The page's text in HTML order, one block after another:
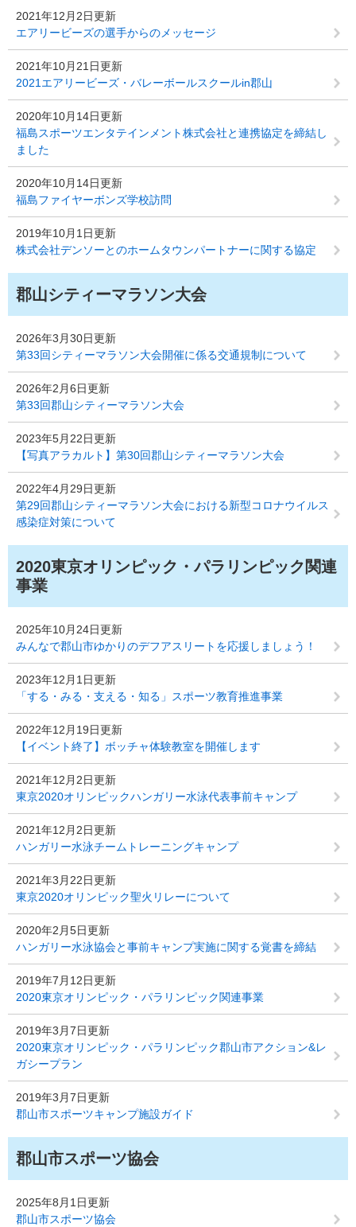
2021年12月2日更新
エアリービーズの選手からのメッセージ
2021年10月21日更新
2021エアリービーズ・バレーボールスクールin郡山
2020年10月14日更新
福島スポーツエンタテインメント株式会社と連携協定を締結し
ました
2020年10月14日更新
福島ファイヤーボンズ学校訪問
2019年10月1日更新
株式会社デンソーとのホームタウンパートナーに関する協定
郡山シティーマラソン大会
2026年3月30日更新
第33回シティーマラソン大会開催に係る交通規制について
2026年2月6日更新
第33回郡山シティーマラソン大会
2023年5月22日更新
【写真アラカルト】第30回郡山シティーマラソン大会
2022年4月29日更新
第29回郡山シティーマラソン大会における新型コロナウイルス
感染症対策について
2020東京オリンピック・パラリンピック関連
事業
2025年10月24日更新
みんなで郡山市ゆかりのデフアスリートを応援しましょう！
2023年12月1日更新
「する・みる・支える・知る」スポーツ教育推進事業
2022年12月19日更新
【イベント終了】ボッチャ体験教室を開催します
2021年12月2日更新
東京2020オリンピックハンガリー水泳代表事前キャンプ
2021年12月2日更新
ハンガリー水泳チームトレーニングキャンプ
2021年3月22日更新
東京2020オリンピック聖火リレーについて
2020年2月5日更新
ハンガリー水泳協会と事前キャンプ実施に関する覚書を締結
2019年7月12日更新
2020東京オリンピック・パラリンピック関連事業
2019年3月7日更新
2020東京オリンピック・パラリンピック郡山市アクション&レ
ガシープラン
2019年3月7日更新
郡山市スポーツキャンプ施設ガイド
郡山市スポーツ協会
2025年8月1日更新
郡山市スポーツ協会